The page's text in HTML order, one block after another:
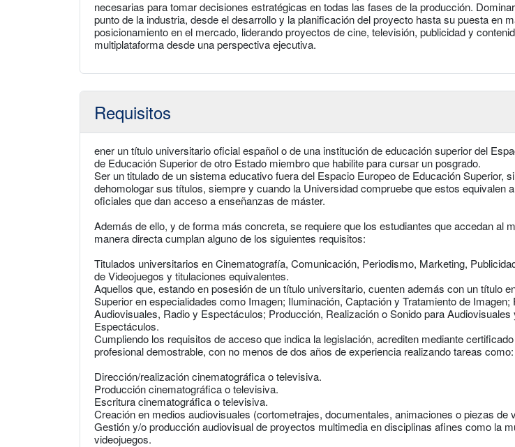
necesarias para tomar decisiones estratégicas en todas las fases de la producción.
punto de la industria, desde el desarrollo y la planificación del proyecto hasta su puesta en
posicionamiento en el mercado, liderando proyectos de cine, televisión, publicidad y
multiplataforma desde una perspectiva ejecutiva.
Requisitos
ener un título universitario oficial español o de una institución de educación superior del
de Educación Superior de otro Estado miembro que habilite para cursar un posgrado.
Ser un titulado de un sistema educativo fuera del Espacio Europeo de Educación Superior,
dehomologar sus títulos, siempre y cuando la Universidad compruebe que estos equivalen
oficiales que dan acceso a enseñanzas de máster.
Además de ello, y de forma más concreta, se requiere que los estudiantes que accedan al
manera directa cumplan alguno de los siguientes requisitos:
Titulados universitarios en Cinematografía, Comunicación, Periodismo, Marketing,
de Videojuegos y titulaciones equivalentes.
Aquellos que, estando en posesión de un título universitario, cuenten además con un título
Superior en especialidades como Imagen; Iluminación, Captación y Tratamiento de Imagen;
Audiovisuales, Radio y Espectáculos; Producción, Realización o Sonido para Audiovisuales
Espectáculos.
Cumpliendo los requisitos de acceso que indica la legislación, acrediten mediante
profesional demostrable, con no menos de dos años de experiencia realizando tareas como:
Dirección/realización cinematográfica o televisiva.
Producción cinematográfica o televisiva.
Escritura cinematográfica o televisiva.
Creación en medios audiovisuales (cortometrajes, documentales, animaciones o piezas de
Gestión y/o producción audiovisual de proyectos multimedia en disciplinas afines como la
videojuegos.